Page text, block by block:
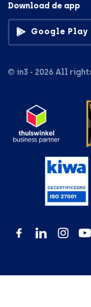
Download de app
Google Play
© in3 - 2026 All